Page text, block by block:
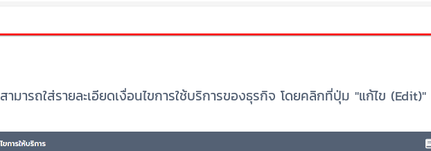
สามารถใส่รายละเอียดเงื่อนไขการใช้บริการของธุรกิจ โดยคลิกที่ปุ่ม "แก้ไข (Edit)"